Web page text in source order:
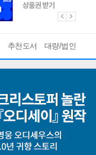
추천도서 대량/법인